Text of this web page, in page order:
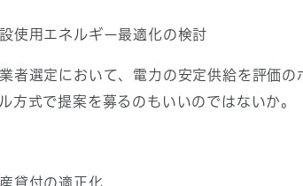
使用エネルギー最適化の検討
者選定において、電力の安定供給を評価
方式で提案を募るのもいいのではないか。
貸付の適正化